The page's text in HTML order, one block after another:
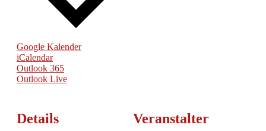
Google Kalender
iCalendar
Outlook 365
Outlook Live
Details Veranstalter